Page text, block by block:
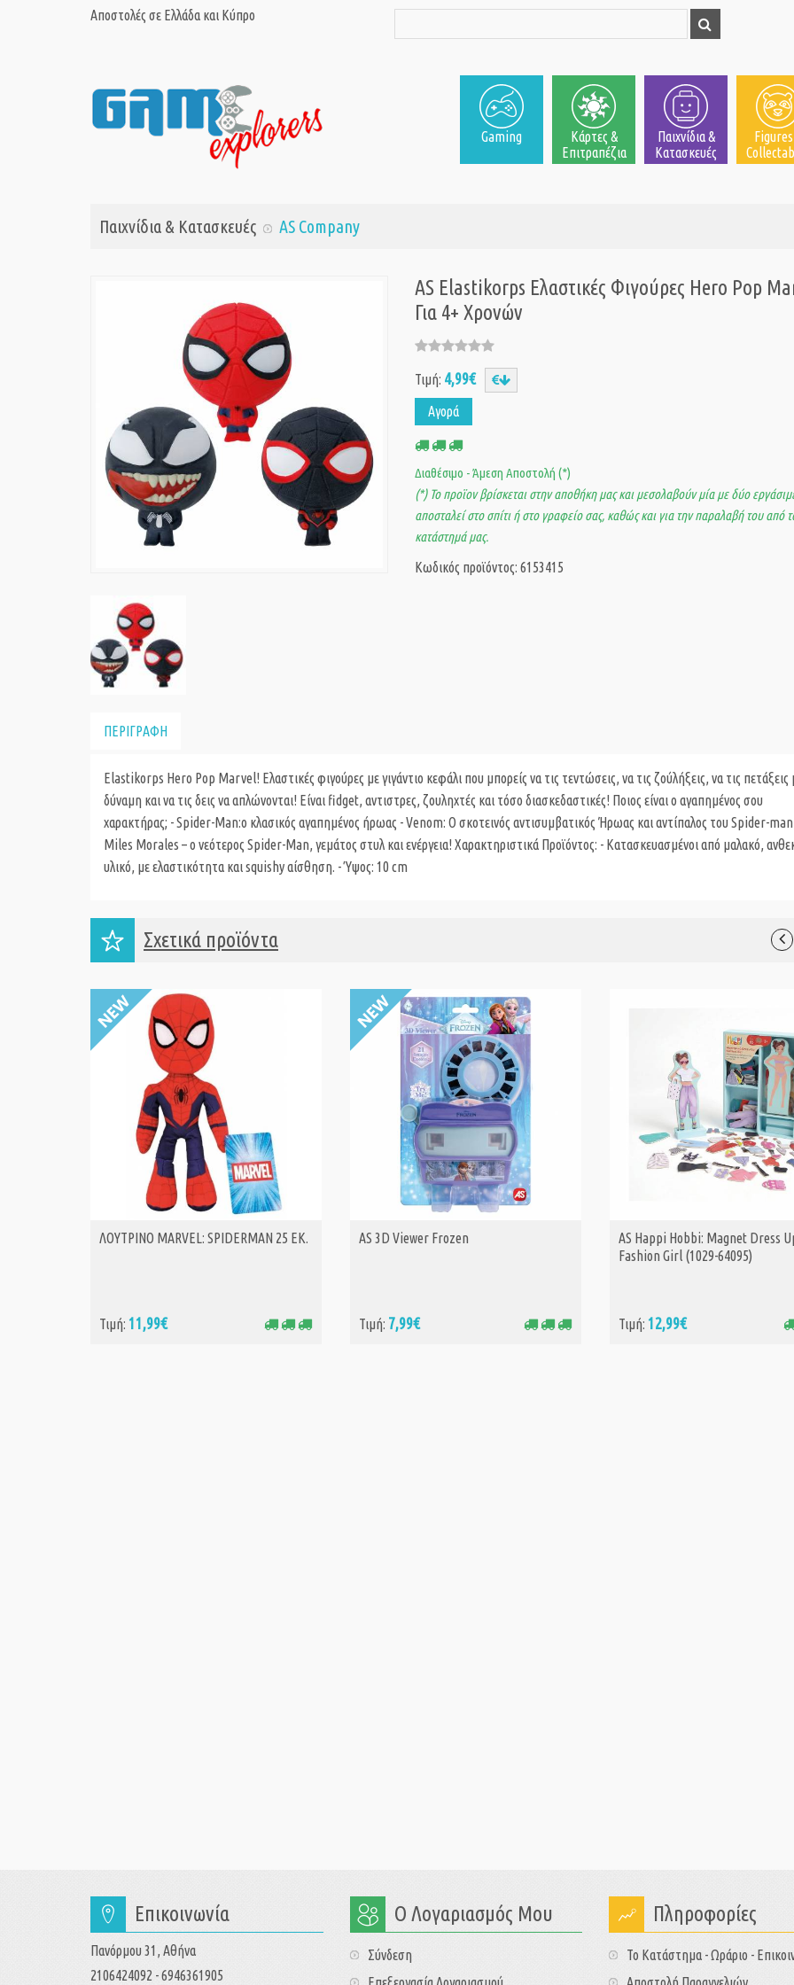
Αποστολές σε Ελλάδα και Κύπρο
Gaming
Κάρτες &
Επιτραπέζια
Παιχνίδια &
Κατασκευές
Παιχνίδια & Κατασκευές AS Company
AS Elastikorps Ελαστικές Φιγούρες Hero Pop
Για 4+ Χρονών
Τιμή: 4,99€
Αγορά
Διαθέσιμο - Άμεση Αποστολή (*)
(*) Το προϊον βρίσκεται στην αποθήκη μας και μεσολαβούν μία με δύο
αποσταλεί στο σπίτι ή στο γραφείο σας, καθώς και για την παραλαβή του από
κατάστημά μας.
Κωδικός προϊόντος: 6153415
ΠΕΡΙΓΡΑΦΗ
Elastikorps Hero Pop Marvel! Ελαστικές φιγούρες με γιγάντιο κεφάλι που μπορείς να τις τεντώσεις, να τις ζούλήξεις, να τις πετάξεις
δύναμη και να τις δεις να απλώνονται! Είναι fidget, αντιστρες, ζουληχτές και τόσο διασκεδαστικές! Ποιος είναι ο αγαπημένος σου
χαρακτήρας; - Spider-Man:ο κλασικός αγαπημένος ήρωας - Venom: O σκοτεινός αντισυμβατικός Ήρωας και αντίπαλος του Spider-
Miles Morales – ο νεότερος Spider-Man, γεμάτος στυλ και ενέργεια! Χαρακτηριστικά Προϊόντος: - Κατασκευασμένοι από μαλακό,
υλικό, με ελαστικότητα και squishy αίσθηση. - Ύψος: 10 cm
Σχετικά προϊόντα
ΑΓΟΡΑ
ΛΟΥΤΡΙΝΟ MARVEL: SPIDERMAN 25 ΕΚ.
Τιμή: 11,99€
ΑΓΟΡΑ
AS 3D Viewer Frozen
Τιμή: 7,99€
ΑΓΟΡΑ
AS Happi Hobbi: Magnet Dress
Fashion Girl (1029-64095)
Τιμή: 12,99€
Επικοινωνία
Πανόρμου 31, Αθήνα
2106424092 - 6946361905
Ο Λογαριασμός Μου
Σύνδεση
Πληροφορίες
Το Κατάστημα - Ωράριο -